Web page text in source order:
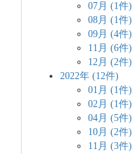
07月 (1件)
08月 (1件)
09月 (4件)
11月 (6件)
12月 (2件)
2022年 (12件)
01月 (1件)
02月 (1件)
04月 (5件)
10月 (2件)
11月 (3件)